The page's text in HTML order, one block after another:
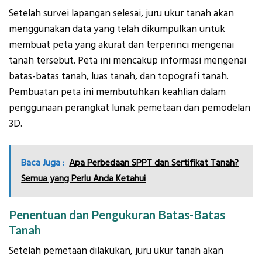
Setelah survei lapangan selesai, juru ukur tanah akan
menggunakan data yang telah dikumpulkan untuk
membuat peta yang akurat dan terperinci mengenai
tanah tersebut. Peta ini mencakup informasi mengenai
batas-batas tanah, luas tanah, dan topografi tanah.
Pembuatan peta ini membutuhkan keahlian dalam
penggunaan perangkat lunak pemetaan dan pemodelan
3D.
Baca Juga : Apa Perbedaan SPPT dan Sertifikat Tanah?
Semua yang Perlu Anda Ketahui
Penentuan dan Pengukuran Batas-Batas
Tanah
Setelah pemetaan dilakukan, juru ukur tanah akan